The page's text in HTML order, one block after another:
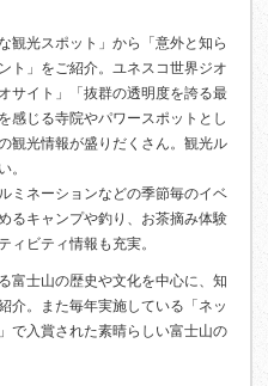
観光スポット」から「意外と知ら
ト」をご紹介。ユネスコ世界ジオ
サイト」「抜群の透明度を誇る最
感じる寺院やパワースポットとし
観光情報が盛りだくさん。観光ル
。
ミネーションなどの季節毎のイベ
るキャンプや釣り、お茶摘み体験
ィビティ情報も充実。
富士山の歴史や文化を中心に、知
介。また毎年実施している「ネッ
で入賞された素晴らしい富士山の